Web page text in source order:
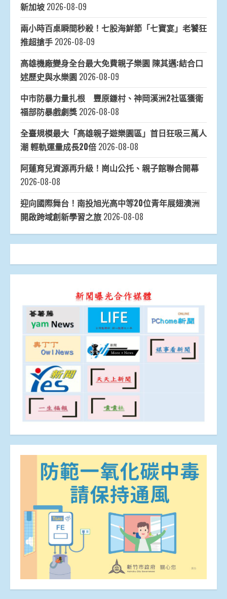
新加坡 2026-08-09
兩小時百桌瞬間秒殺！七股海鮮節「七寶宴」老饕狂
推超搶手 2026-08-09
高雄機廠變身全台最大免費親子樂園 陳其邁:結合口
述歷史與水樂園 2026-08-09
中市防暴力量扎根 豐原鎌村、神岡溪洲2社區獲衛
福部防暴戲劇獎 2026-08-08
全臺規模最大「高雄親子遊樂園區」首日狂吸三萬人
潮 輕軌運量成長20倍 2026-08-08
阿蓮育兒資源再升級！崗山公托、親子館聯合開幕
2026-08-08
迎向國際舞台！南投旭光高中等20位青年展翅澳洲
開啟跨域創新學習之旅 2026-08-08